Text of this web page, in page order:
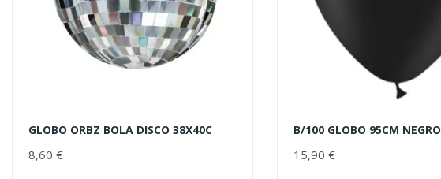
GLOBO ORBZ BOLA DISCO 38X40C
8,60 €AÑADIR AL CARRITO
B/100 GLOBO 95CM NEGRO
15,90 €AÑADIR AL CARRITO